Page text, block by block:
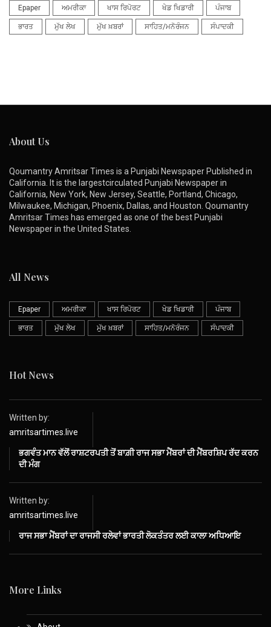
Epaper ਅਮਰੀਕਾ ਖਾਸ ਰਿਪੋਰਟ ਖੇਡ ਖਿਡਾਰੀ ਪੰਜਾਬ
ਭਾਰਤ ਮੁੱਖ ਲੇਖ ਮੁੱਖ ਖ਼ਬਰਾਂ ਸਾਹਿਤ/ਮਨੋਰੰਜਨ ਸੰਪਾਦਕੀ
About Us
Qoumantry Amritsar Times is a Punjabi Newspaper Published in
California. It is the largestcirculated Punjabi Newspaper in
California, New York, New Jersey, Seattle, Portland, Chicago,
Milwaukee, Michigan, Phoenix, Dallas, and Houston. Qoumantry
Amritsar Times has emerged as one of the best Punjabi
Newspaper in the United States.
All News
Epaper ਅਮਰੀਕਾ ਖਾਸ ਰਿਪੋਰਟ ਖੇਡ ਖਿਡਾਰੀ ਪੰਜਾਬ
ਭਾਰਤ ਮੁੱਖ ਲੇਖ ਮੁੱਖ ਖ਼ਬਰਾਂ ਸਾਹਿਤ/ਮਨੋਰੰਜਨ ਸੰਪਾਦਕੀ
Hot News
Written by:
amritsartimes.live
ਭਗਵੰਤ ਮਾਨ ਵੱਲੋਂ ਰਾਸ਼ਟਰਪਤੀ ਤੋਂ ਬਾਗ਼ੀ ਰਾਜ ਸਭਾ ਮੈਂਬਰਾਂ ਦੀ ਮੈਂਬਰਸ਼ਿਪ ਰੱਦ ਕਰਨ
ਦੀ ਮੰਗ
Written by:
amritsartimes.live
ਰਾਜ ਸਭਾ ਮੈਂਬਰਾਂ ਦਾ ਰਾਜਸੀ ਰਲੇਵਾਂ ਭਾਰਤੀ ਲੋਕਤੰਤਰ ਲਈ ਕਾਲਾ ਅਧਿਆਇ
More Links